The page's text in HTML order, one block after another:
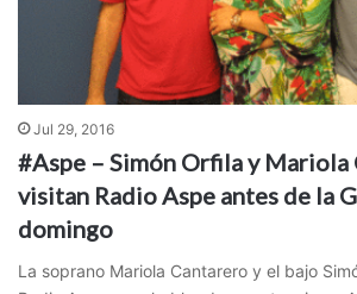
Jul 29, 2016
#Aspe – Simón Orfila y Mariola
visitan Radio Aspe antes de la
domingo
La soprano Mariola Cantarero y el bajo